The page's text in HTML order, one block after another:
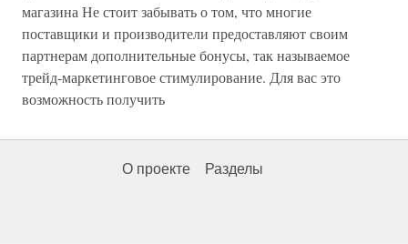
магазина Не стоит забывать о том, что многие
поставщики и производители предоставляют своим
партнерам дополнительные бонусы, так называемое
трейд-маркетинговое стимулирование. Для вас это
возможность получить
О проекте Разделы